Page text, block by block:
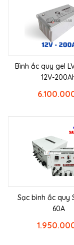
Bình ắc quy gel
12V-
Sạc bình ắc quy
60A